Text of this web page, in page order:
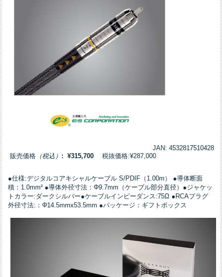
JAN: 4532817510428
販売価格 （税込） : ¥315,700 税抜価格:¥287,000
●仕様:デジタルコアキシャルケーブル S/PDIF（1.00m） ●導体断面
積：1.0mm² ●導体外径寸法：Φ9.7mm（ケーブル部分直径）●ジャケッ
トカラー:ダークシルバー●ケーブルインピーダンス:75Ω ●RCAプラグ
外径寸法:：Φ14.5mmx53.5mm ●パッケージ：ギフトボックス